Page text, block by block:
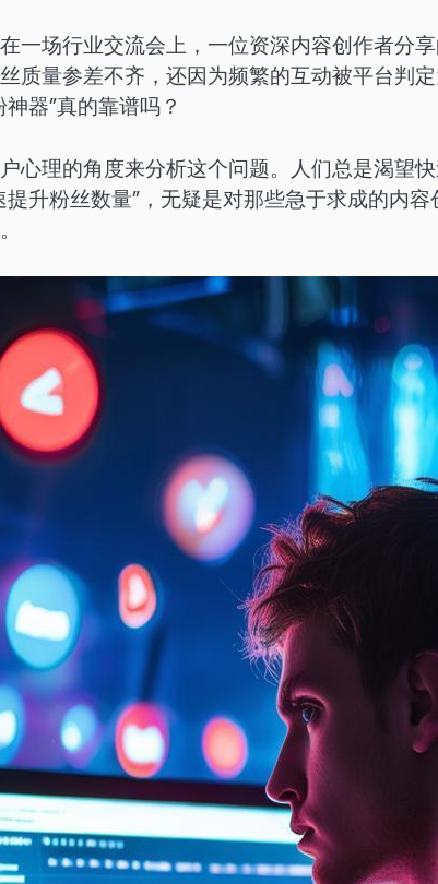
一场行业交流会上，一位资深内容创作者分
质量参差不齐，还因为频繁的互动被平台判
器”真的靠谱吗？
心理的角度来分析这个问题。人们总是渴望
提升粉丝数量”，无疑是对那些急于求成的内